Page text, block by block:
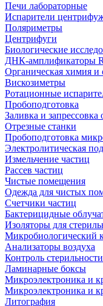
Печи лабораторные
Испарители
Поляриметры
Центрифуги
Биологические
ДНК-амплификаторы
Органическая химия и
Вискозиметры
Ротационные
Пробоподготовка
Заливка и запрессовка
Отрезные станки
Пробоподготовка
Электролитическая
Измельчение частиц
Рассев частиц
Чистые помещения
Одежда для чистых
Счетчики частиц
Бактерицидные
Изоляторы для
Микробиологический
Анализаторы воздуха
Контроль
Ламинарные боксы
Микроэлектроника и
Микроэлектроника и
Литография